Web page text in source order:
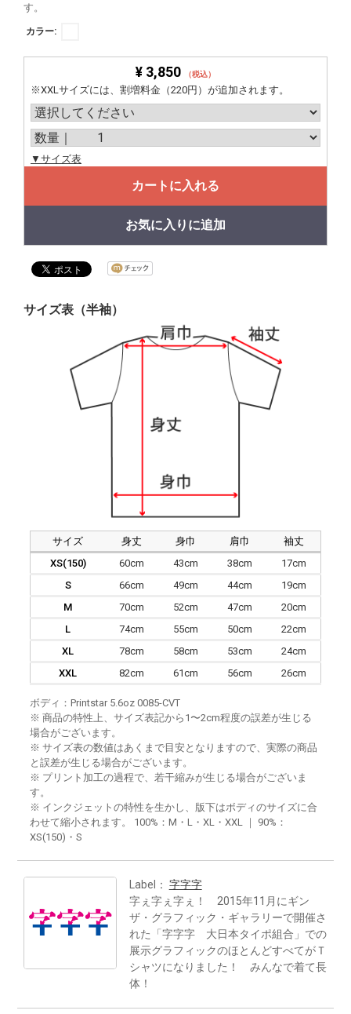
す。
カラー:
¥ 3,850 （税込）
※XXLサイズには、割増料金（220円）が追加されます。
▼サイズ表
カートに入れる
お気に入りに追加
サイズ表（半袖）
サイズ 身丈 身巾 肩巾
袖丈
XS(150)
60cm 43cm 38cm
17cm
S
66cm 49cm 44cm
19cm
M
70cm 52cm 47cm
20cm
L
74cm 55cm 50cm
22cm
XL
78cm 58cm 53cm
24cm
XXL
82cm 61cm 56cm 26cm
ボディ：Printstar 5.6oz 0085-CVT
※ 商品の特性上、サイズ表記から1〜2cm程度の誤差が生じる
場合がございます。
※ サイズ表の数値はあくまで目安となりますので、実際の商品
と誤差が生じる場合がございます。
※ プリント加工の過程で、若干縮みが生じる場合がございま
す。
※ インクジェットの特性を生かし、版下はボディのサイズに合
わせて縮小されます。 100%：M・L・XL・XXL ｜ 90%：
XS(150)・S
Label： 字字字
字ぇ字ぇ字ぇ！ 2015年11月にギン
ザ・グラフィック・ギャラリーで開催さ
れた「字字字 大日本タイポ組合」での
展示グラフィックのほとんどすべてがＴ
シャツになりました！ みんなで着て長
体！